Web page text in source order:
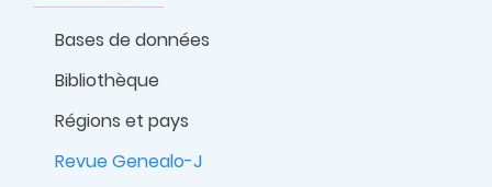
Bases de données
Bibliothèque
Régions et pays
Revue Genealo-J